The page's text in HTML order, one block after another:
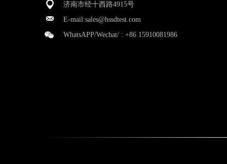
济南市经十西路4915号
E-mail:sales@hssdtest.com
WhatsAPP/Wechat/ : +86 15910081986